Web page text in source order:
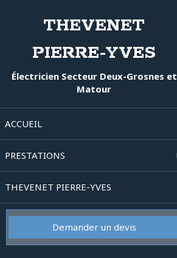
THEVENET
PIERRE-YVES
Électricien Secteur Deux-Grosnes et
Matour
ACCUEIL
PRESTATIONS
THEVENET PIERRE-YVES
Demander un devis